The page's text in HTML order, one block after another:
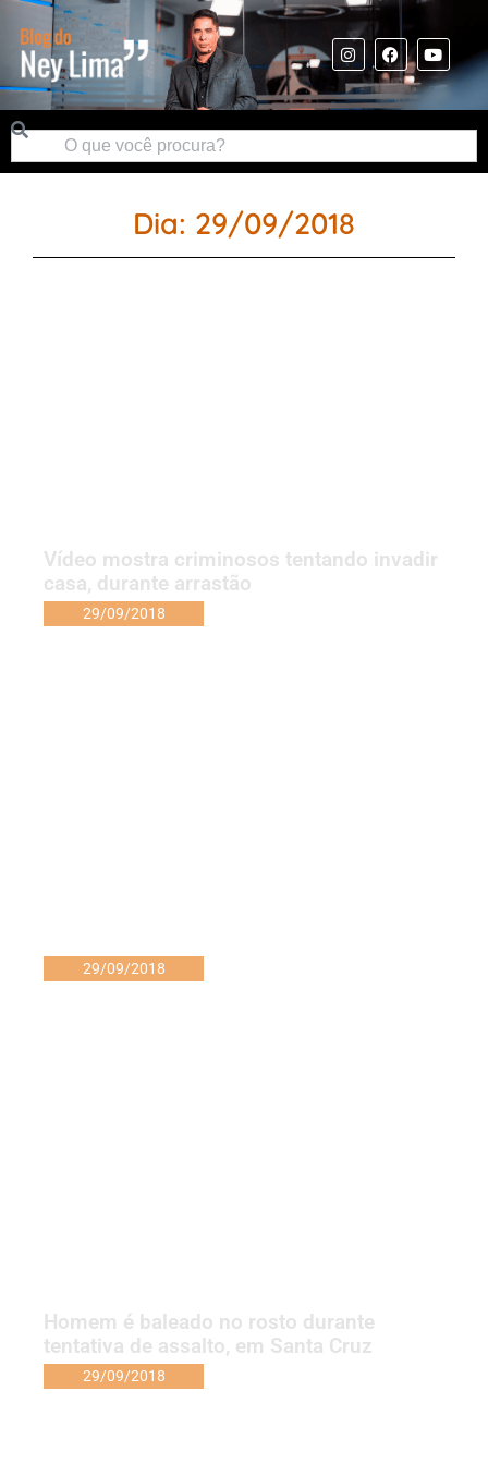
Dia: 29/09/2018
Vídeo mostra criminosos tentando invadir
casa, durante arrastão
29/09/2018
29/09/2018
Homem é baleado no rosto durante
tentativa de assalto, em Santa Cruz
29/09/2018